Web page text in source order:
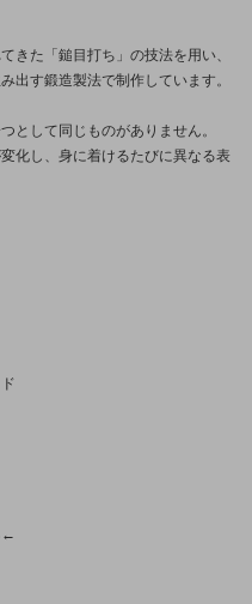
きた「鎚目打ち」の技法を用い、
出す鍛造製法で制作しています。
として同じものがありません。
化し、身に着けるたびに異なる表
←